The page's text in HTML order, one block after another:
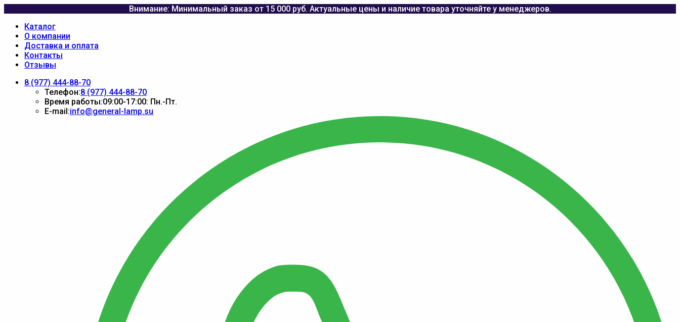
Внимание: Минимальный заказ от 15 000 руб. Актуальные цены и наличие товара уточняйте у менеджеров.
Каталог
О компании
Доставка и оплата
Контакты
Отзывы
8 (977) 444-88-70
Телефон:8 (977) 444-88-70
Время работы:09:00-17:00: Пн.-Пт.
E-mail:info@general-lamp.su